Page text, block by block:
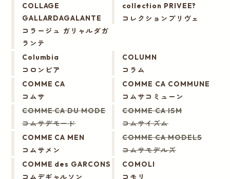
COLLAGE
GALLARDAGALANTE
コラージュ ガリャルダガ
ランテ
collection PRIVEE?
コレクションプリヴェ
Columbia
コロンビア
COLUMN
コラム
COMME CA
コムサ
COMME CA COMMUNE
コムサコミューン
COMME CA DU MODE
コムサデモード
COMME CA ISM
コムサイズム
COMME CA MEN
コムサメン
COMME CA MODELS
コムサモデルズ
COMME des GARCONS
コムデギャルソン
COMOLI
コモリ